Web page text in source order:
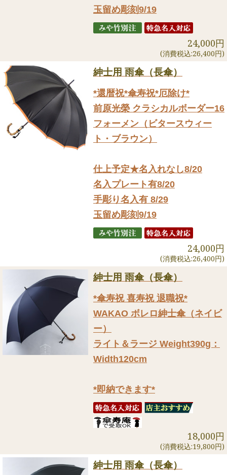
玉留め彫刻9/19
24,000円
(消費税込:26,400円)
紳士用 雨傘（長傘）
*還暦祝*傘寿祝*厄除け*
前原光榮 クラシカルボーダー16
フォーメン（ビタースウィー
ト・ブラウン）
仕上予定★名入れなし8/20
名入プレート有8/20
手彫り名入有 8/29
玉留め彫刻9/19
24,000円
(消費税込:26,400円)
紳士用 雨傘（長傘）
*傘寿祝 喜寿祝 退職祝*
WAKAO ボレロ紳士傘（ネイビ
ー）
ライト＆ラージ Weight390g：
Width120cm
*即納できます*
18,000円
(消費税込:19,800円)
紳士用 雨傘（長傘）